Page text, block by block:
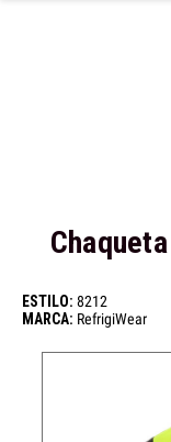
ESTILO: 8212
MARCA: RefrigiWear